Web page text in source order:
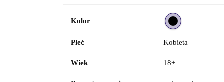
Kolor
Płeć Kobieta
Wiek 18+